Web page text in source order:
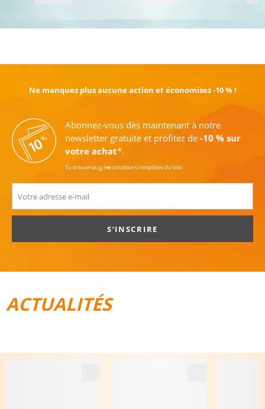
Ne manquez plus aucune action et économisez -10 % !
Abonnez-vous dès maintenant à notre
newsletter gratuite et profitez de -10 % sur
votre achat*.
Tu trouverasiciles conditions complètes du bon
S’INSCRIRE
ACTUALITÉS